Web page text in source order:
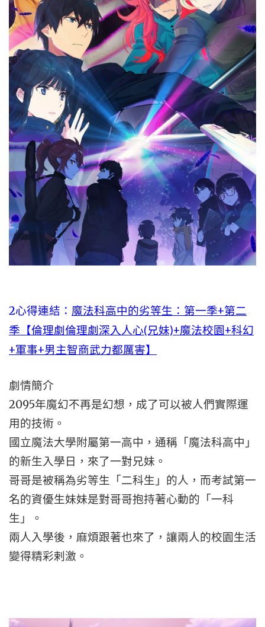
2心得連結： 魔法科高中的劣等生：第一季+第二
季【倫理劇倫理劇深入人心(兄妹)+魔法校園+科幻
+軍事+男主智商武力都厲害】
劇情簡介
2095年魔幻不再是幻想，成了可以被人們實際運
用的技術。
國立魔法大學附屬第一高中，通稱「魔法科高中」
的新生入學日，來了一對兄妹。
哥哥是被稱為劣等生「二科生」的人，而考試第一
名的資優生妹妹是對哥哥抱持著心動的「一科
生」。
兩人入學後，麻煩跟著也來了，讓兩人的校園生活
變得精彩剌激。